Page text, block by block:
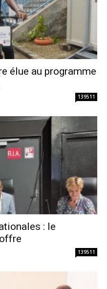
élue au programme
139511
: le
139511